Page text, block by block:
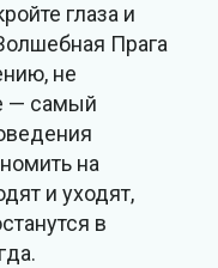
глаза и
Прага
не
— самый
на
и уходят,
в